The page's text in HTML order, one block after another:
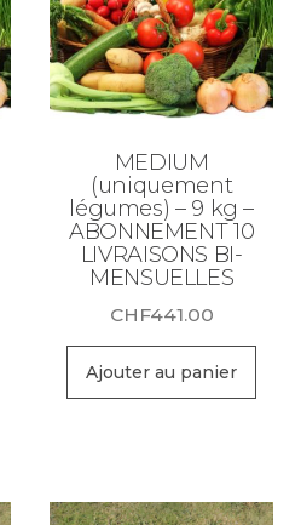
MEDIUM
(uniquement
légumes) – 9 kg –
ABONNEMENT 10
LIVRAISONS BI-
MENSUELLES
CHF441.00
Ajouter au panier